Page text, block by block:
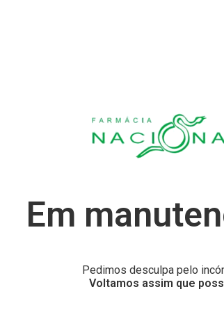
Em
Pedimos desculpa pelo
Voltamos assim que